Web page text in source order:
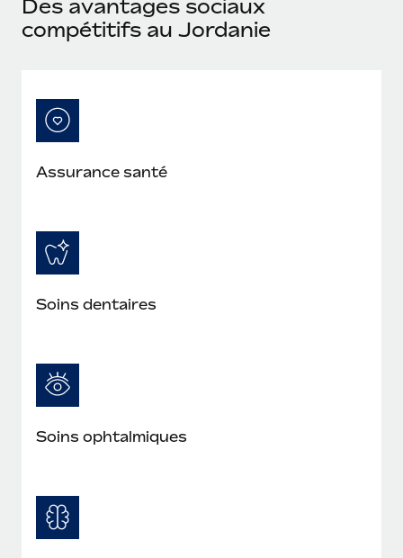
En savoir plus
Des avantages sociaux
compétitifs au Jordanie
Assurance santé
Soins dentaires
Soins ophtalmiques